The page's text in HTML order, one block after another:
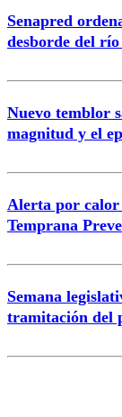
Correo
Senapred
desborde del
Nuevo temblor
magnitud y el
Alerta por calor
Temprana
Semana
tramitación del